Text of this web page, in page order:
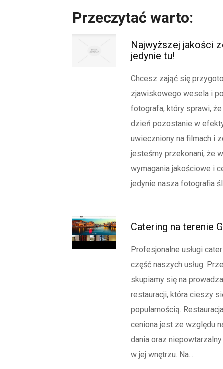
Przeczytać warto:
Najwyższej jakości
jedynie tu!
Chcesz zająć się
zjawiskowego wesela i
fotografa, który sprawi,
dzień pozostanie w
uwieczniony na filmach i
jesteśmy przekonani, że
wymagania jakościowe i
jedynie nasza fotografia
Catering na terenie
Profesjonalne usługi
część naszych usług.
skupiamy się na
restauracji, która cieszy
popularnością.
ceniona jest ze względu
dania oraz
w jej wnętrzu. Na...